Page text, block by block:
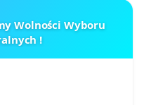
Wolności Wyboru
!